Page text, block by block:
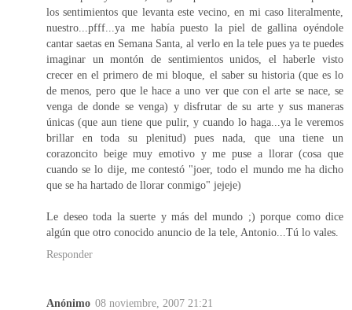
los sentimientos que levanta este vecino, en mi caso literalmente,
nuestro...pfff...ya me había puesto la piel de gallina oyéndole
cantar saetas en Semana Santa, al verlo en la tele pues ya te puedes
imaginar un montón de sentimientos unidos, el haberle visto
crecer en el primero de mi bloque, el saber su historia (que es lo
de menos, pero que le hace a uno ver que con el arte se nace, se
venga de donde se venga) y disfrutar de su arte y sus maneras
únicas (que aun tiene que pulir, y cuando lo haga...ya le veremos
brillar en toda su plenitud) pues nada, que una tiene un
corazoncito beige muy emotivo y me puse a llorar (cosa que
cuando se lo dije, me contestó "joer, todo el mundo me ha dicho
que se ha hartado de llorar conmigo" jejeje)
Le deseo toda la suerte y más del mundo ;) porque como dice
algún que otro conocido anuncio de la tele, Antonio...Tú lo vales.
Responder
Anónimo 08 noviembre, 2007 21:21